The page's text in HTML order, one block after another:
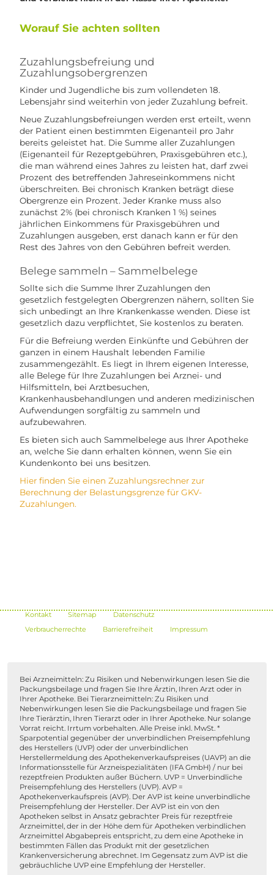
Worauf Sie achten sollten
Zuzahlungsbefreiung und
Zuzahlungsobergrenzen
Kinder und Jugendliche bis zum vollendeten 18.
Lebensjahr sind weiterhin von jeder Zuzahlung befreit.
Neue Zuzahlungsbefreiungen werden erst erteilt, wenn
der Patient einen bestimmten Eigenanteil pro Jahr
bereits geleistet hat. Die Summe aller Zuzahlungen
(Eigenanteil für Rezeptgebühren, Praxisgebühren etc.),
die man während eines Jahres zu leisten hat, darf zwei
Prozent des betreffenden Jahreseinkommens nicht
überschreiten. Bei chronisch Kranken beträgt diese
Obergrenze ein Prozent. Jeder Kranke muss also
zunächst 2% (bei chronisch Kranken 1 %) seines
jährlichen Einkommens für Praxisgebühren und
Zuzahlungen ausgeben, erst danach kann er für den
Rest des Jahres von den Gebühren befreit werden.
Belege sammeln – Sammelbelege
Sollte sich die Summe Ihrer Zuzahlungen den
gesetzlich festgelegten Obergrenzen nähern, sollten Sie
sich unbedingt an Ihre Krankenkasse wenden. Diese ist
gesetzlich dazu verpflichtet, Sie kostenlos zu beraten.
Für die Befreiung werden Einkünfte und Gebühren der
ganzen in einem Haushalt lebenden Familie
zusammengezählt. Es liegt in Ihrem eigenen Interesse,
alle Belege für Ihre Zuzahlungen bei Arznei- und
Hilfsmitteln, bei Arztbesuchen,
Krankenhausbehandlungen und anderen medizinischen
Aufwendungen sorgfältig zu sammeln und
aufzubewahren.
Es bieten sich auch Sammelbelege aus Ihrer Apotheke
an, welche Sie dann erhalten können, wenn Sie ein
Kundenkonto bei uns besitzen.
Hier finden Sie einen Zuzahlungsrechner zur
Berechnung der Belastungsgrenze für GKV-
Zuzahlungen.
Kontakt Sitemap
Datenschutz
Verbraucherrechte
Barrierefreiheit Impressum
Bei Arzneimitteln: Zu Risiken und Nebenwirkungen lesen Sie die
Packungsbeilage und fragen Sie Ihre Ärztin, Ihren Arzt oder in
Ihrer Apotheke. Bei Tierarzneimitteln: Zu Risiken und
Nebenwirkungen lesen Sie die Packungsbeilage und fragen Sie
Ihre Tierärztin, Ihren Tierarzt oder in Ihrer Apotheke. Nur solange
Vorrat reicht. Irrtum vorbehalten. Alle Preise inkl. MwSt. *
Sparpotential gegenüber der unverbindlichen Preisempfehlung
des Herstellers (UVP) oder der unverbindlichen
Herstellermeldung des Apothekenverkaufspreises (UAVP) an die
Informationsstelle für Arzneispezialitäten (IFA GmbH) / nur bei
rezeptfreien Produkten außer Büchern. UVP = Unverbindliche
Preisempfehlung des Herstellers (UVP). AVP =
Apothekenverkaufspreis (AVP). Der AVP ist keine unverbindliche
Preisempfehlung der Hersteller. Der AVP ist ein von den
Apotheken selbst in Ansatz gebrachter Preis für rezeptfreie
Arzneimittel, der in der Höhe dem für Apotheken verbindlichen
Arzneimittel Abgabepreis entspricht, zu dem eine Apotheke in
bestimmten Fällen das Produkt mit der gesetzlichen
Krankenversicherung abrechnet. Im Gegensatz zum AVP ist die
gebräuchliche UVP eine Empfehlung der Hersteller.